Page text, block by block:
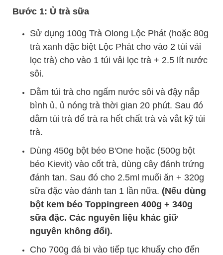
Bước 1: Ủ trà sữa
Sử dụng 100g Trà Olong Lộc Phát (hoặc 80g
trà xanh đặc biệt Lộc Phát cho vào 2 túi vải
lọc trà) cho vào 1 túi vải lọc trà + 2.5 lít nước
sôi.
Dằm túi trà cho ngấm nước sôi và đậy nắp
bình ủ, ủ nóng trà thời gian 20 phút. Sau đó
dằm túi trà để trà ra hết chất trà và vắt kỹ túi
trà.
Dùng 450g bột béo B'One hoặc (500g bột
béo Kievit) vào cốt trà, dùng cây đánh trứng
đánh tan. Sau đó cho 2.5ml muối ăn + 320g
sữa đặc vào đánh tan 1 lần nữa. (Nếu dùng
bột kem béo Toppingreen 400g + 340g
sữa đặc. Các nguyên liệu khác giữ
nguyên không đổi).
Cho 700g đá bi vào tiếp tục khuấy cho đến